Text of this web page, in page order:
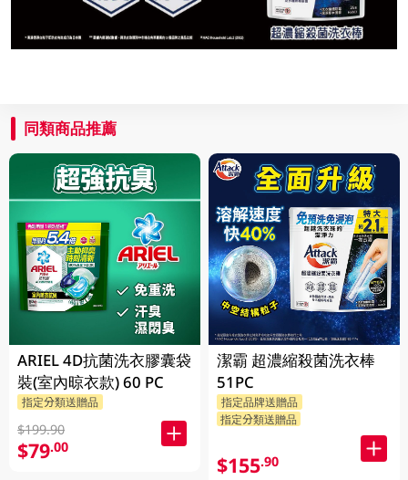
同類商品推薦
ARIEL 4D抗菌洗衣膠囊袋
裝(室內晾衣款) 60 PC
指定分類送贈品
$199.90
$79.00
潔霸 超濃縮殺菌洗衣棒
51PC
指定品牌送贈品
指定分類送贈品
$155.90